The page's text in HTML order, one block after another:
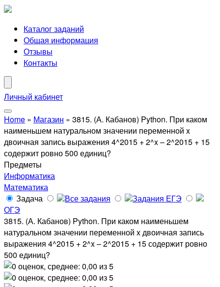
Каталог заданий
Общая информация
Отзывы
Контакты
Личный кабинет
Home » Магазин » 3815. (А. Кабанов) Python. При каком
наименьшем натуральном значении переменной x
двоичная запись выражения 4^2015 + 2^x – 2^2015 + 15
содержит ровно 500 единиц?
Предметы
Информатика
Математика
Задача
Все задания
Задания ЕГЭ
ОГЭ
3815. (А. Кабанов) Python. При каком наименьшем
натуральном значении переменной x двоичная запись
выражения 4^2015 + 2^x – 2^2015 + 15 содержит ровно
500 единиц?